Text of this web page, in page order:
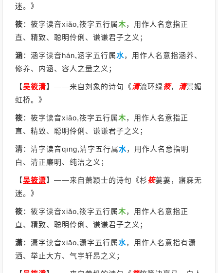
迷。》
筱：筱字读音xiǎo,筱字五行属木，用作人名意指正
直、精致、聪明伶俐、谦谦君子之义；
涵：涵字读音hán,涵字五行属水，用作人名意指涵养、
修养、内涵、容人之量之义；
【吴筱清】 ——来自刘象的诗句《清流环绿筱， 清景媚
虹桥。》
筱：筱字读音xiǎo,筱字五行属木，用作人名意指正
直、精致、聪明伶俐、谦谦君子之义；
清：清字读音qīng,清字五行属水，用作人名意指明
白、清正廉明、纯洁之义；
【吴筱潇】 ——来自萧颖士的诗句《杉筱萋萋，寤寐无
迷。》
筱：筱字读音xiǎo,筱字五行属木，用作人名意指正
直、精致、聪明伶俐、谦谦君子之义；
潇：潇字读音xiāo,潇字五行属水，用作人名意指有潇
洒、举止大方、气宇轩昂之义；